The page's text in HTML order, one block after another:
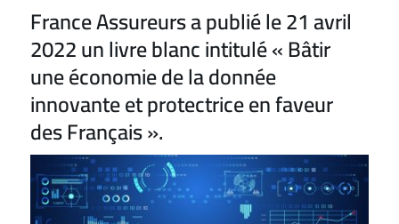
France Assureurs a publié le 21 avril
2022 un livre blanc intitulé « Bâtir
une économie de la donnée
innovante et protectrice en faveur
des Français ».